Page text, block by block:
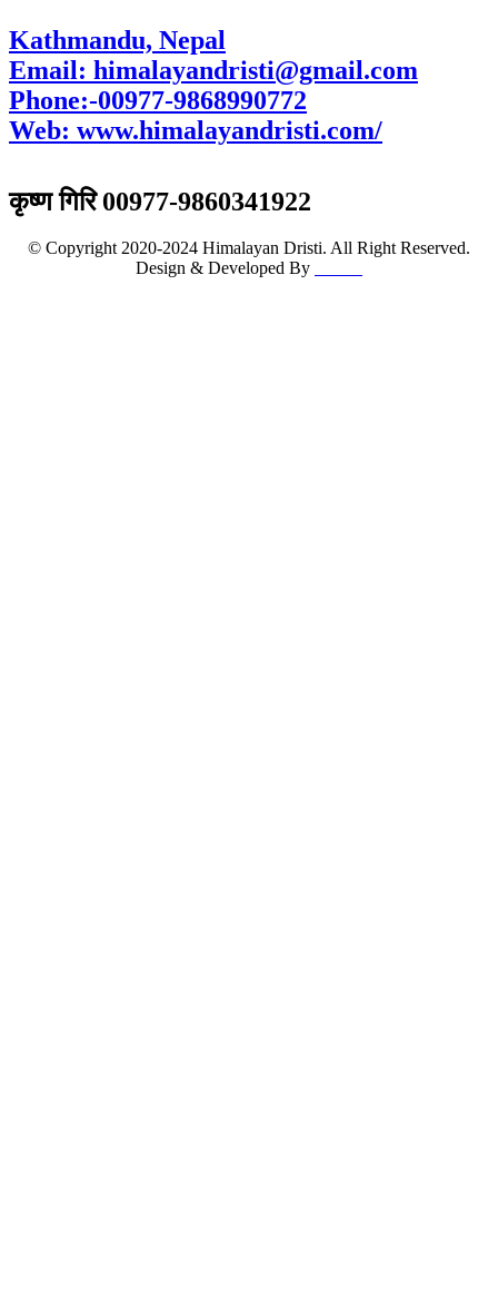
Kathmandu, Nepal
Email: himalayandristi@gmail.com
Phone:-00977-9868990772
Web: www.himalayandristi.com/
कृष्ण गिरि 00977-9860341922
© Copyright 2020-2024 Himalayan Dristi. All Right Reserved.
Design & Developed By